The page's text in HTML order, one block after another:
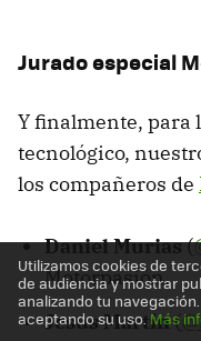
Jurado especial
Y finalmente, para
tecnológico,
los compañeros de
Daniel Murias(
Motorpasión.
Jesús Martín(
Utilizamos cookies de
de audiencia y mostrar
analizando tu
aceptando su uso.Más